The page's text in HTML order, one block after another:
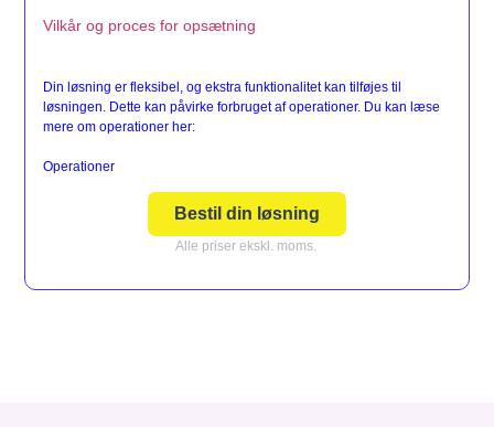
Vilkår og proces for opsætning
Din løsning er fleksibel, og ekstra funktionalitet kan tilføjes til
løsningen. Dette kan påvirke forbruget af operationer. Du kan læse
mere om operationer her:
Operationer
Bestil din løsning
Alle priser ekskl. moms.